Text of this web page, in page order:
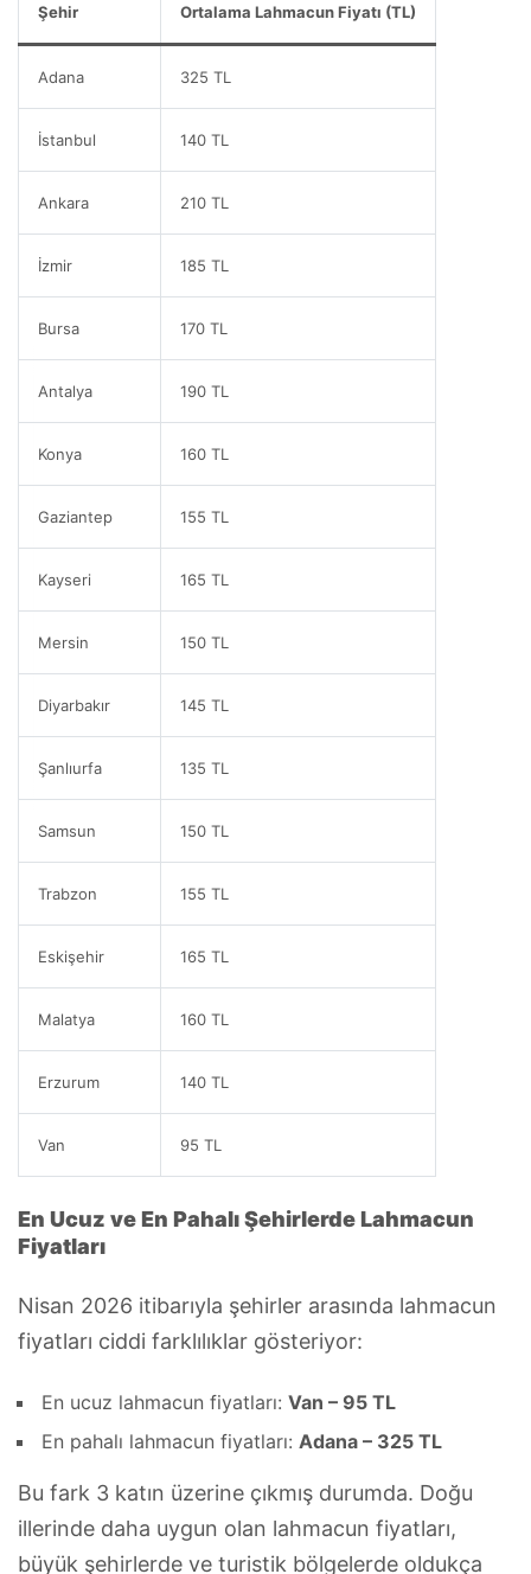
Şehir Ortalama Lahmacun Fiyatı (TL)
Adana 325 TL
İstanbul 140 TL
Ankara 210 TL
İzmir 185 TL
Bursa 170 TL
Antalya 190 TL
Konya 160 TL
Gaziantep 155 TL
Kayseri 165 TL
Mersin 150 TL
Diyarbakır 145 TL
Şanlıurfa 135 TL
Samsun 150 TL
Trabzon 155 TL
Eskişehir 165 TL
Malatya 160 TL
Erzurum 140 TL
Van 95 TL
En Ucuz ve En Pahalı Şehirlerde Lahmacun
Fiyatları
Nisan 2026 itibarıyla şehirler arasında lahmacun
fiyatları ciddi farklılıklar gösteriyor:
En ucuz lahmacun fiyatları: Van – 95 TL
En pahalı lahmacun fiyatları: Adana – 325 TL
Bu fark 3 katın üzerine çıkmış durumda. Doğu
illerinde daha uygun olan lahmacun fiyatları,
büyük şehirlerde ve turistik bölgelerde oldukça